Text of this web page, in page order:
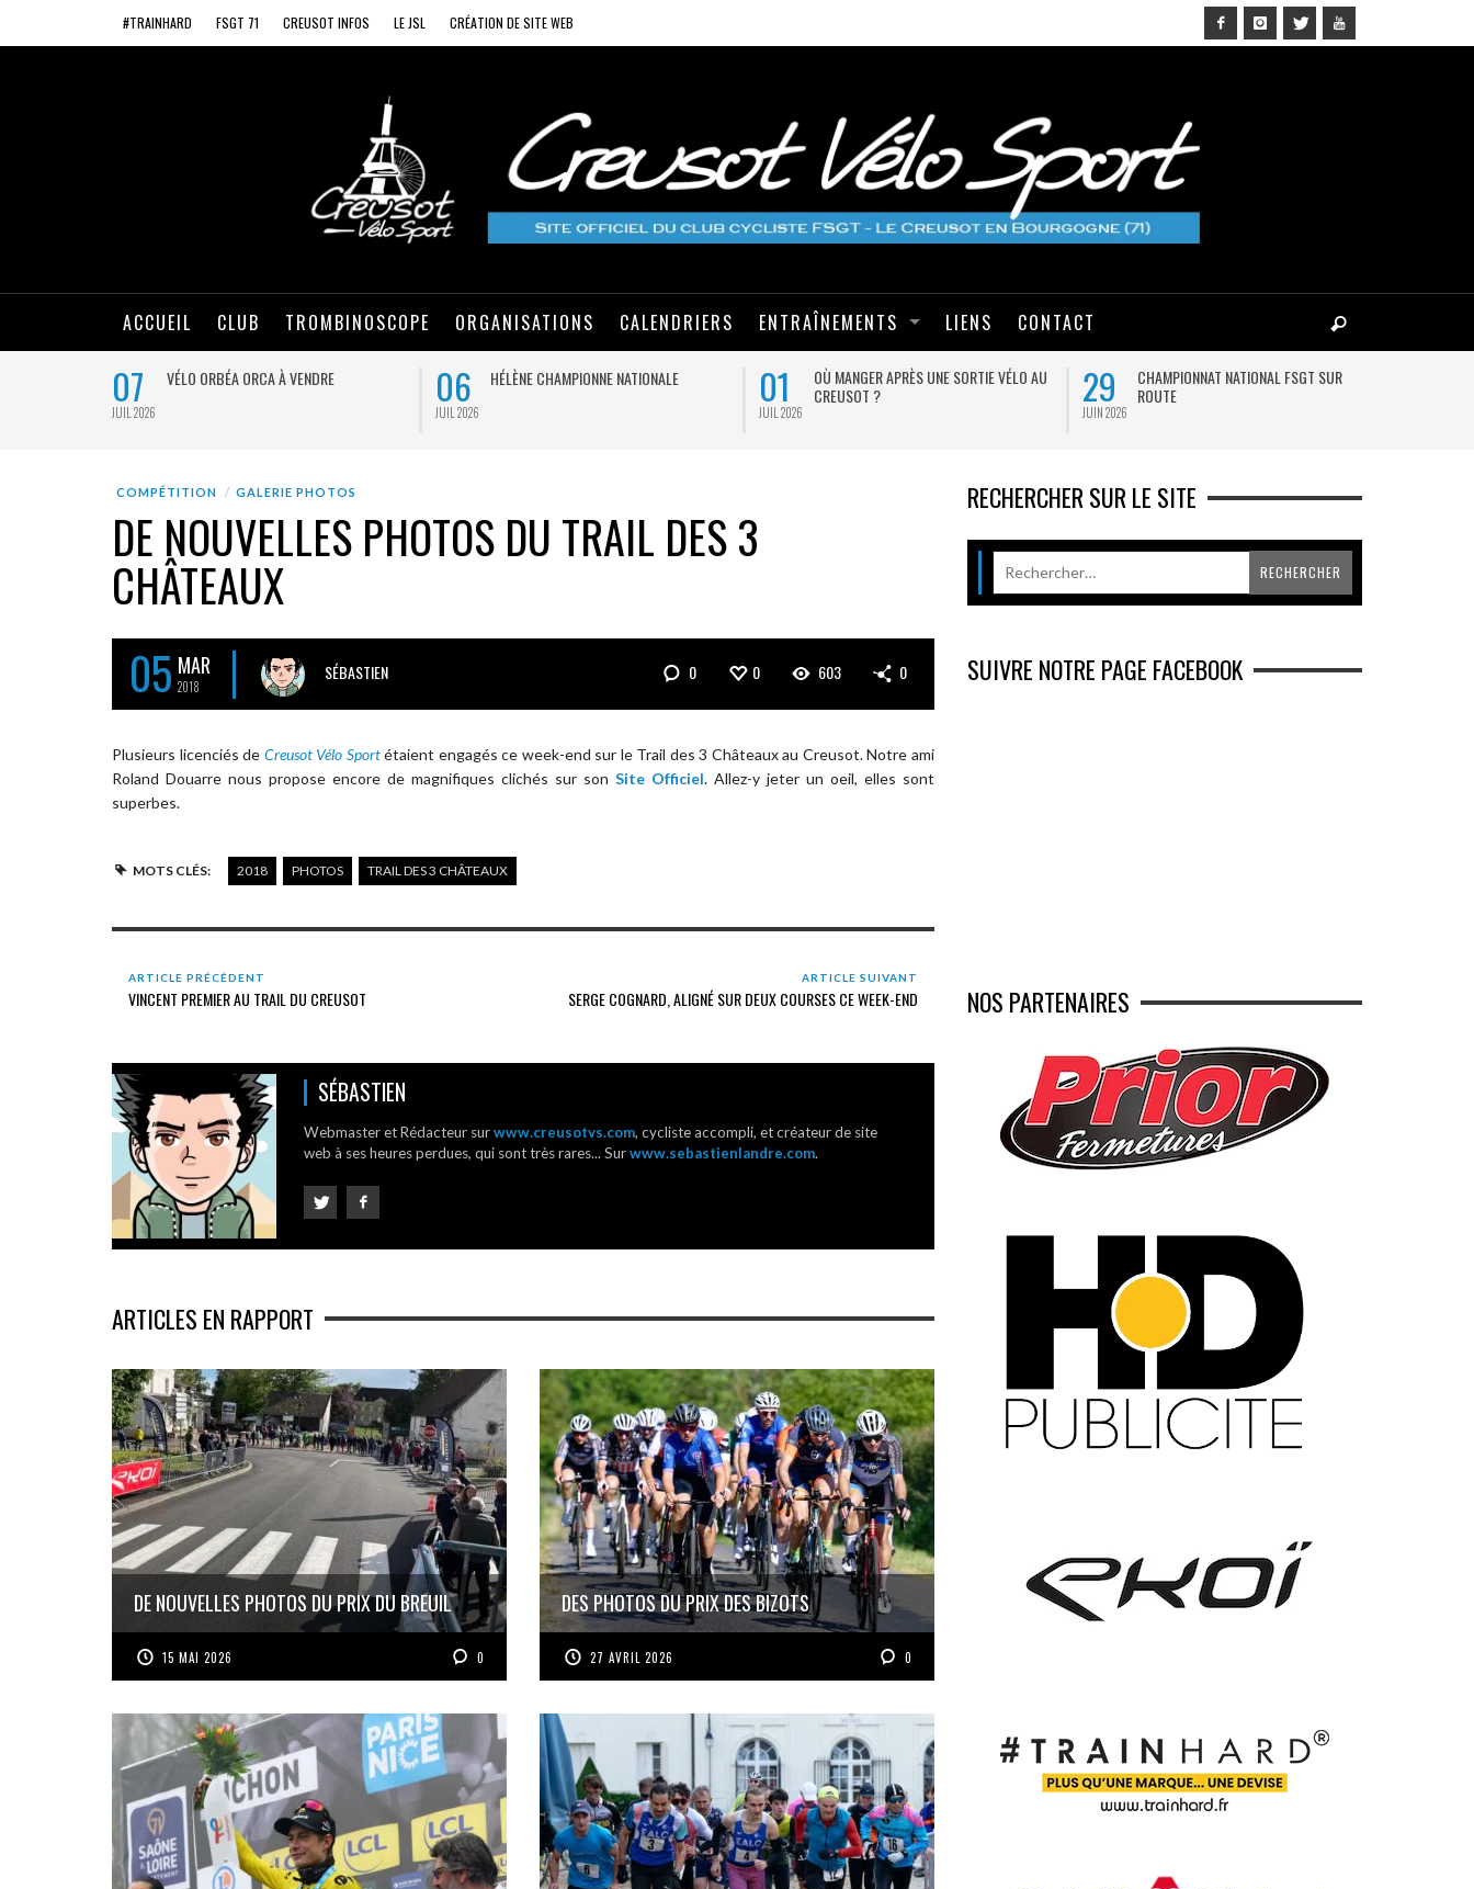
#TRAINHARD FSGT 71 CREUSOT INFOS LE JSL CRÉATION DE SITE WEB
ACCUEIL CLUB TROMBINOSCOPE ORGANISATIONS CALENDRIERS ENTRAÎNEMENTS LIENS CONTACT
07
JUIL 2026
VÉLO ORBÉA ORCA À VENDRE 06
JUIL 2026
HÉLÈNE CHAMPIONNE NATIONALE 01
JUIL 2026
OÙ MANGER APRÈS UNE SORTIE VÉLO AU
CREUSOT ?
29
JUIN 2026
CHAMPIONNAT NATIONAL FSGT SUR
ROUTE
COMPÉTITION GALERIE PHOTOS
DE NOUVELLES PHOTOS DU TRAIL DES 3
CHÂTEAUX
05 MAR
2018
SÉBASTIEN 0 0 603 0
Plusieurs licenciés de Creusot Vélo Sportétaient engagés ce week-end sur le Trail des 3 Châteaux au Creusot. Notre ami
Roland Douarre nous propose encore de magnifiques clichés sur son Site Officiel. Allez-y jeter un oeil, elles sont
superbes.
MOTS CLÉS: 2018 PHOTOS TRAIL DES 3 CHÂTEAUX
ARTICLE PRÉCÉDENT
VINCENT PREMIER AU TRAIL DU CREUSOT
ARTICLE SUIVANT
SERGE COGNARD, ALIGNÉ SUR DEUX COURSES CE WEEK-END
SÉBASTIEN
Webmaster et Rédacteur surwww.creusotvs.com, cycliste accompli, et créateur de site
web à ses heures perdues, qui sont très rares... Surwww.sebastienlandre.com.
ARTICLES EN RAPPORT
DE NOUVELLES PHOTOS DU PRIX DU BREUIL
15 MAI 2026 0
DES PHOTOS DU PRIX DES BIZOTS
27 AVRIL 2026 0
RECHERCHER SUR LE SITE
SUIVRE NOTRE PAGE FACEBOOK
NOS PARTENAIRES